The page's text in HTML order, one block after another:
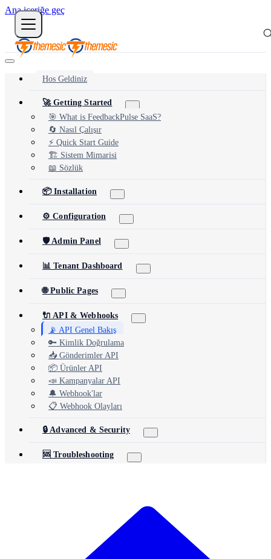
Ana içeriğe geç
Hos Geldiniz
🚀 Getting Started
🎯 What is FeedbackPulse SaaS?
🔄 Nasıl Çalışır
⚡ Quick Start Guide
🏗️ Sistem Mimarisi
📖 Sözlük
📦 Installation
⚙️ Configuration
🛡️ Admin Panel
📊 Tenant Dashboard
🌐 Public Pages
🔌 API & Webhooks
📡 API Genel Bakış
🔑 Kimlik Doğrulama
📥 Gönderimler API
📦 Ürünler API
📣 Kampanyalar API
🔔 Webhook'lar
📋 Webhook Olayları
🔒 Advanced & Security
🆘 Troubleshooting